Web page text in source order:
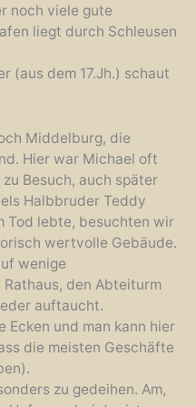
noch viele gute
liegt durch Schleusen
(aus dem 17.Jh.) schaut
Middelburg, die
Hier war Michael oft
Besuch, auch später
Halbbruder Teddy
Tod lebte, besuchten wir
wertvolle Gebäude.
wenige
den Abteiturm
auftaucht.
und man kann hier
die meisten Geschäfte
zu gedeihen. Am,